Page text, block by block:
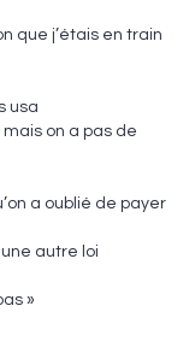
que j’étais en train
usa
on a pas de
a oublié de payer
autre loi
»